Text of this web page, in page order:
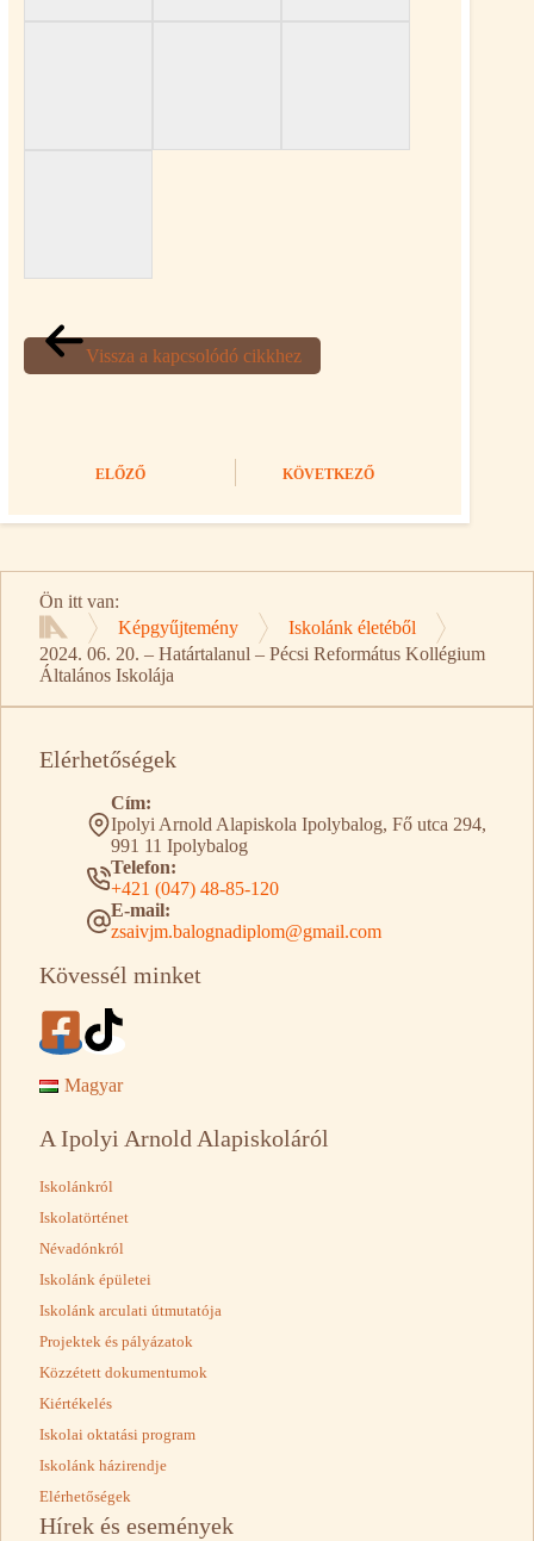
Vissza a kapcsolódó cikkhez
ELŐZŐ KÖVETKEZŐ
Ön itt van:
Kezdőlap
Képgyűjtemény
Iskolánk életéből
2024. 06. 20. – Határtalanul – Pécsi Református Kollégium
Általános Iskolája
Elérhetőségek
Cím:
Ipolyi Arnold Alapiskola Ipolybalog, Fő utca 294,
991 11 Ipolybalog
Telefon:
+421 (047) 48-85-120
E-mail:
zsaivjm.balognadiplom@gmail.com
Kövessél minket
Magyar
A Ipolyi Arnold Alapiskoláról
Iskolánkról
Iskolatörténet
Névadónkról
Iskolánk épületei
Iskolánk arculati útmutatója
Projektek és pályázatok
Közzétett dokumentumok
Kiértékelés
Iskolai oktatási program
Iskolánk házirendje
Elérhetőségek
Hírek és események